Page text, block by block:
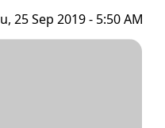
25 Sep 2019 - 5:50 AM